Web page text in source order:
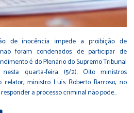
de inocência impede a proibição de
foram condenados de participar de
é do Plenário do Supremo Tribunal
quarta-feira (5/2). Oito ministros
ministro Luís Roberto Barroso, no
a processo criminal não pode…